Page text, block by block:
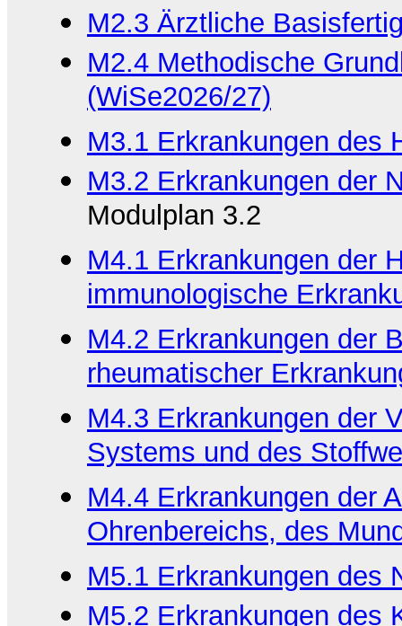
M2.3 Ärztliche
M2.4 Methodische
(WiSe2026/27)
M3.1 Erkrankungen des
M3.2 Erkrankungen der
Modulplan 3.2
M4.1 Erkrankungen der
immunologische
M4.2 Erkrankungen der
rheumatischer
M4.3 Erkrankungen der
Systems und des
M4.4 Erkrankungen der
Ohrenbereichs, des
M5.1 Erkrankungen des
M5.2 Erkrankungen des